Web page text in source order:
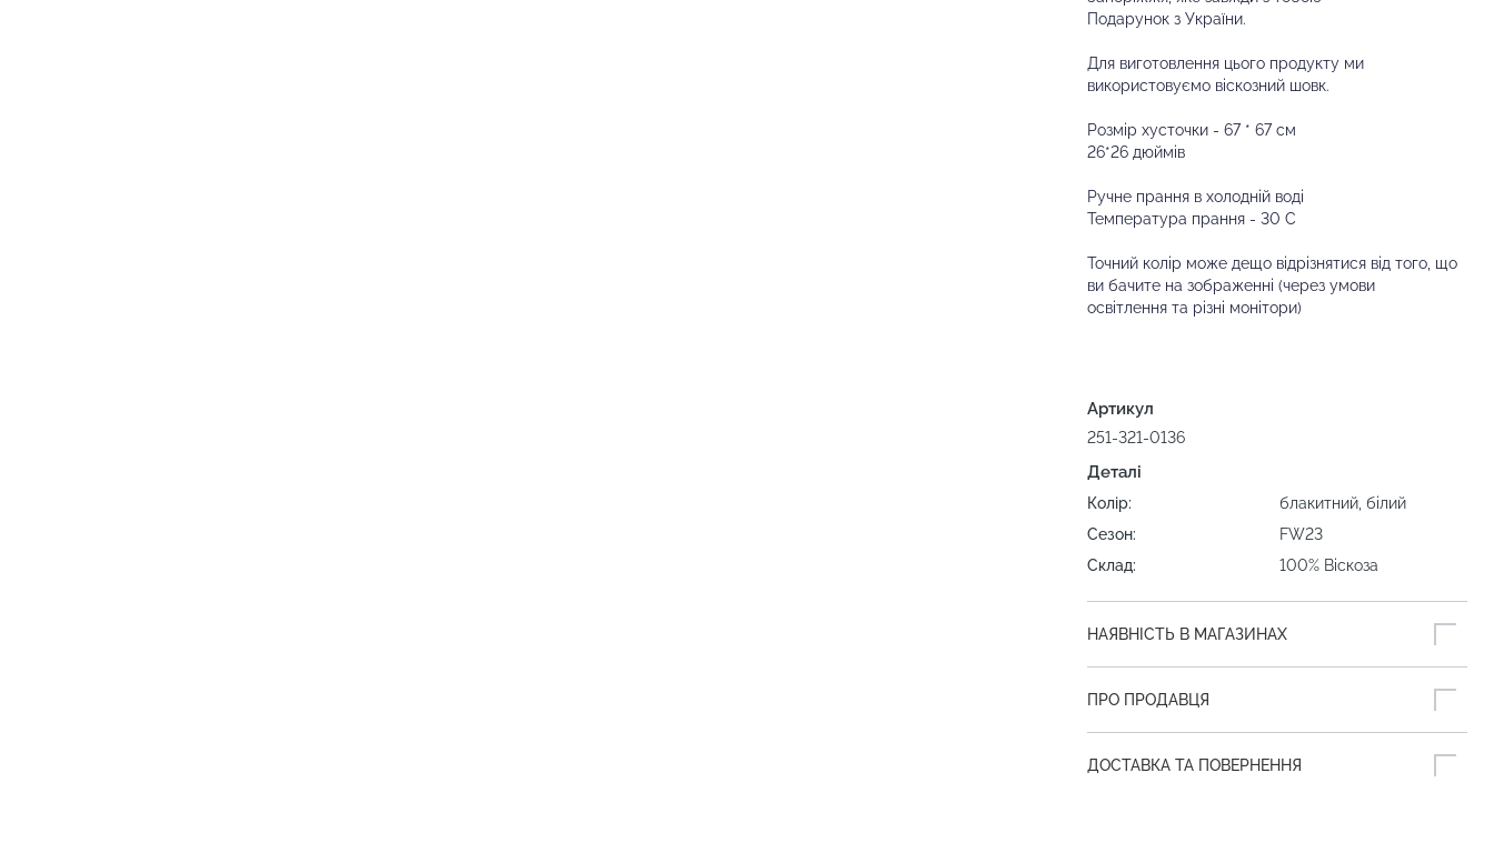
Подарунок з України.
Для виготовлення цього продукту ми
використовуємо віскозний шовк.
Розмір хусточки - 67 * 67 см
26*26 дюймів
Ручне прання в холодній воді
Температура прання - 30 С
Точний колір може дещо відрізнятися від того, що
ви бачите на зображенні (через умови
освітлення та різні монітори)
Артикул
251-321-0136
Деталі
Колір:
блакитний, білий
Сезон:
FW23
Склад:
100% Віскоза
НАЯВНІСТЬ В МАГАЗИНАХ
ПРО ПРОДАВЦЯ
ДОСТАВКА ТА ПОВЕРНЕННЯ